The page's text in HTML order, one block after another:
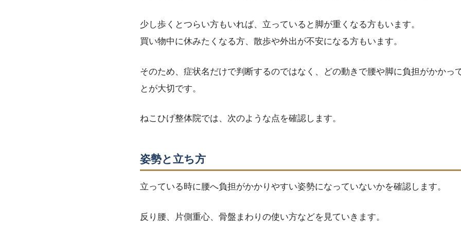
少し歩くとつらい方もいれば、立っていると脚が重くなる方もいます。
買い物中に休みたくなる方、散歩や外出が不安になる方もいます。
そのため、症状名だけで判断するのではなく、どの動きで腰や脚に負担がかかっ
とが大切です。
ねこひげ整体院では、次のような点を確認します。
姿勢と立ち方
立っている時に腰へ負担がかかりやすい姿勢になっていないかを確認します。
反り腰、片側重心、骨盤まわりの使い方などを見ていきます。